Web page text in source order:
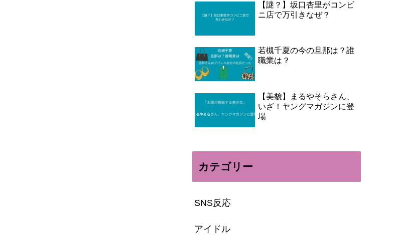
【謎？】坂口杏里がコンビ
ニ店で万引きなぜ？
若槻千夏の今の旦那は？誰
職業は？
【美貌】まるやそらさん、
いざ！ヤングマガジンに登
場
カテゴリー
SNS反応
アイドル